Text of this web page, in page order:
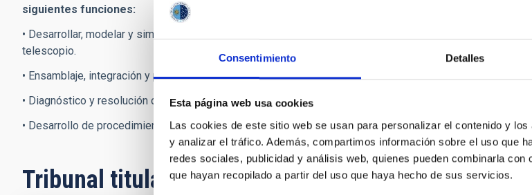
Consentimiento Detalles
Esta página web usa cookies
Las cookies de este sitio web se usan para personalizar el contenido y
y analizar el tráfico. Además, compartimos información sobre el uso que
redes sociales, publicidad y análisis web, quienes pueden combinarla
que hayan recopilado a partir del uso que haya hecho de sus servicios.
siguientes funciones:
• Desarrollar, modelar y simular sistemas electrónicos de control para diversos dispositivos y
telescopio.
• Ensamblaje, integración y prueba de sistemas electrónicos y mecatrónicos.
• Diagnóstico y resolución de problemas en sistemas electrónicos de precisión.
• Desarrollo de procedimientos de operación y mantenimiento.
Tribunal titular